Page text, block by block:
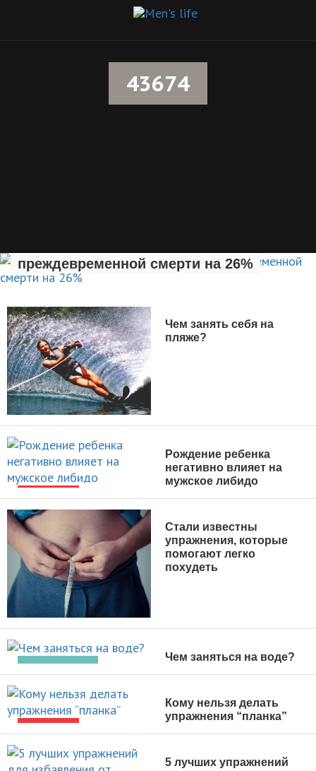
43674
преждевременной смерти на 26%
АКТИВНЫЙ ОТДЫХ
Чем занять себя на
пляже?
НОВОСТИ
Рождение ребенка
негативно влияет на
мужское либидо
НОВОСТИ
Стали известны
упражнения, которые
помогают легко
похудеть
Чем заняться на воде?
Кому нельзя делать
упражнения “планка”
5 лучших упражнений